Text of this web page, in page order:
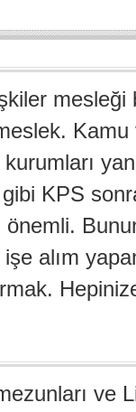
KPS
işe alım
ve